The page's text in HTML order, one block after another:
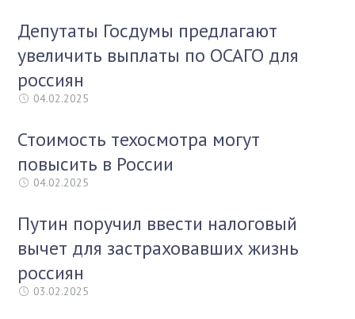
Депутаты Госдумы предлагают
увеличить выплаты по ОСАГО для
россиян
04.02.2025
Стоимость техосмотра могут
повысить в России
04.02.2025
Путин поручил ввести налоговый
вычет для застраховавших жизнь
россиян
03.02.2025